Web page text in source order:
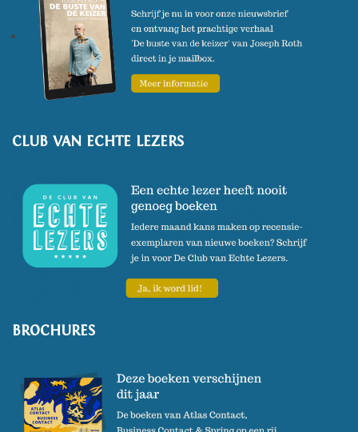
CLUB VAN ECHTE LEZERS
BROCHURES